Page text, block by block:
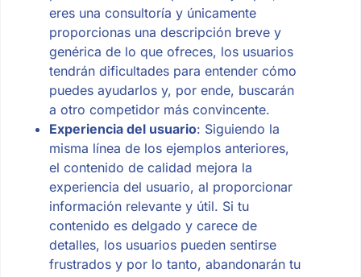
eres una consultoría y únicamente
proporcionas una descripción breve y
genérica de lo que ofreces, los usuarios
tendrán dificultades para entender cómo
puedes ayudarlos y, por ende, buscarán
a otro competidor más convincente.
Experiencia del usuario: Siguiendo la
misma línea de los ejemplos anteriores,
el contenido de calidad mejora la
experiencia del usuario, al proporcionar
información relevante y útil. Si tu
contenido es delgado y carece de
detalles, los usuarios pueden sentirse
frustrados y por lo tanto, abandonarán tu